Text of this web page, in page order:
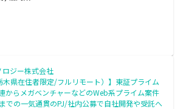
ロジー株式会社
木県在住者限定/フルリモート）】東証プライム
からメガベンチャーなどのWeb系プライム案件
での一気通貫のPJ/社内公募で自社開発や受託へ